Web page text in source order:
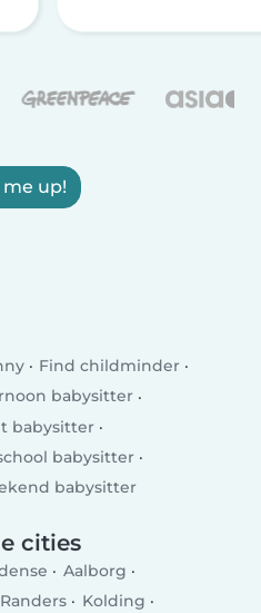
me up!
Find childminder
babysitter
babysitter
babysitter
babysitter
cities
Aalborg
Randers
Kolding